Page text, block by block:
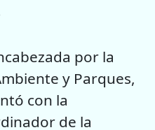
por la
y Parques,
con la
de la